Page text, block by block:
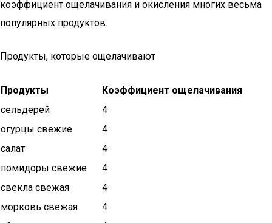
коэффициент ощелачивания и окисления многих весьма
популярных продуктов.
Продукты, которые ощелачивают
Продукты
Коэффициент ощелачивания
сельдерей
4
огурцы свежие
4
салат
4
помидоры свежие
4
свекла свежая
4
морковь свежая
4